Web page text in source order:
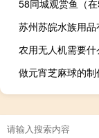
苏州苏皖水族用品
农用无人机需要
做元宵芝麻球的
春节陪我过年的
高中语文怎么学